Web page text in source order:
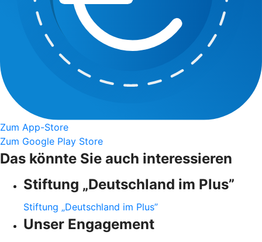
Zum App-Store
Zum Google Play Store
Das könnte Sie auch interessieren
Stiftung „Deutschland im Plus”
Stiftung „Deutschland im Plus”
Unser Engagement